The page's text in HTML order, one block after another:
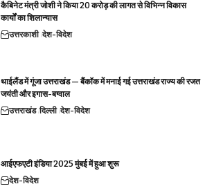
कैबिनेट मंत्री जोशी ने किया 20 करोड़ की लागत से विभिन्न विकास
कार्यों का शिलान्यास
उत्तरकाशी देश-विदेश
थाईलैंड में गूंजा उत्तराखंड — बैंकॉक में मनाई गई उत्तराखंड राज्य की रजत
जयंती और इगास-बग्वाल
उत्तराखंड दिल्ली देश-विदेश
आईएफएटी इंडिया 2025 मुंबई में हुआ शुरू
देश-विदेश